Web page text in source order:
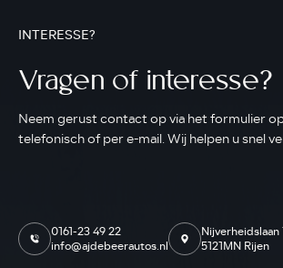
INTERESSE?
Vragen of interesse?
Neem gerust contact op via het formulier
telefonisch of per e-mail. Wij helpen u snel
0161-23 49 22
info@ajdebeerautos.nl
Nijverheidslaan
5121MN Rijen